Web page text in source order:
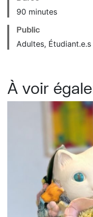
90 minutes
Public
Adultes, Étudiant.e.s
À voir